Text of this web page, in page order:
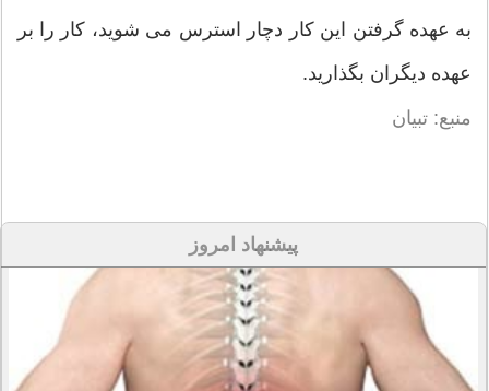
به عهده گرفتن این کار دچار استرس می شوید، کار را بر
عهده دیگران بگذارید.
منبع: تبیان
پیشنهاد امروز